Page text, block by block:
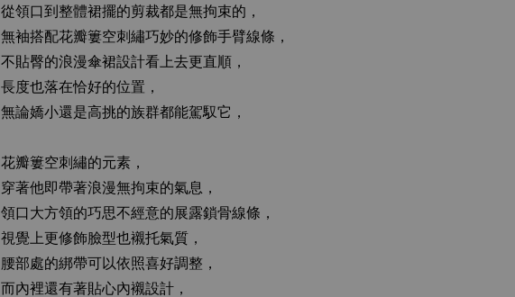
從領口到整體裙擺的剪裁都是無拘束的，
無袖搭配花瓣簍空刺繡巧妙的修飾手臂線條，
不貼臀的浪漫傘裙設計看上去更直順，
長度也落在恰好的位置，
無論嬌小還是高挑的族群都能駕馭它，
花瓣簍空刺繡的元素，
穿著他即帶著浪漫無拘束的氣息，
領口大方領的巧思不經意的展露鎖骨線條，
視覺上更修飾臉型也襯托氣質，
腰部處的綁帶可以依照喜好調整，
而內裡還有著貼心內襯設計，